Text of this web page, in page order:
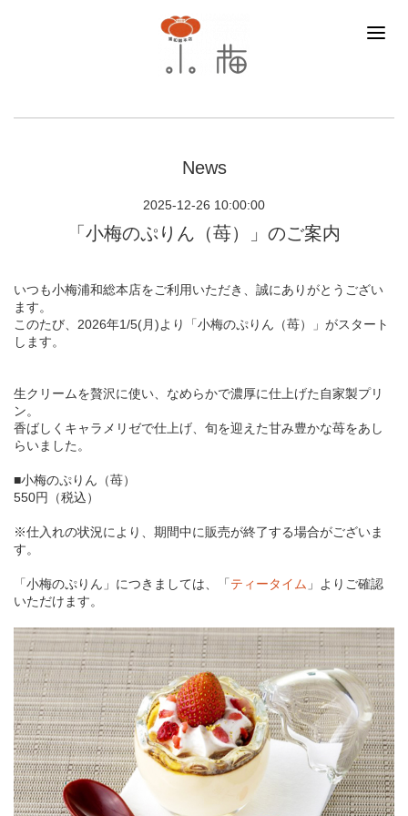
News
2025-12-26 10:00:00
「小梅のぷりん（苺）」のご案内
いつも小梅浦和総本店をご利用いただき、誠にありがとうござい
ます。
このたび、2026年1/5(月)より「小梅のぷりん（苺）」がスタート
します。
生クリームを贅沢に使い、なめらかで濃厚に仕上げた自家製プリ
ン。
香ばしくキャラメリゼで仕上げ、旬を迎えた甘み豊かな苺をあし
らいました。
■小梅のぷりん（苺）
550円（税込）
※仕入れの状況により、期間中に販売が終了する場合がございま
す。
「小梅のぷりん」につきましては、「ティータイム 」よりご確認
いただけます。